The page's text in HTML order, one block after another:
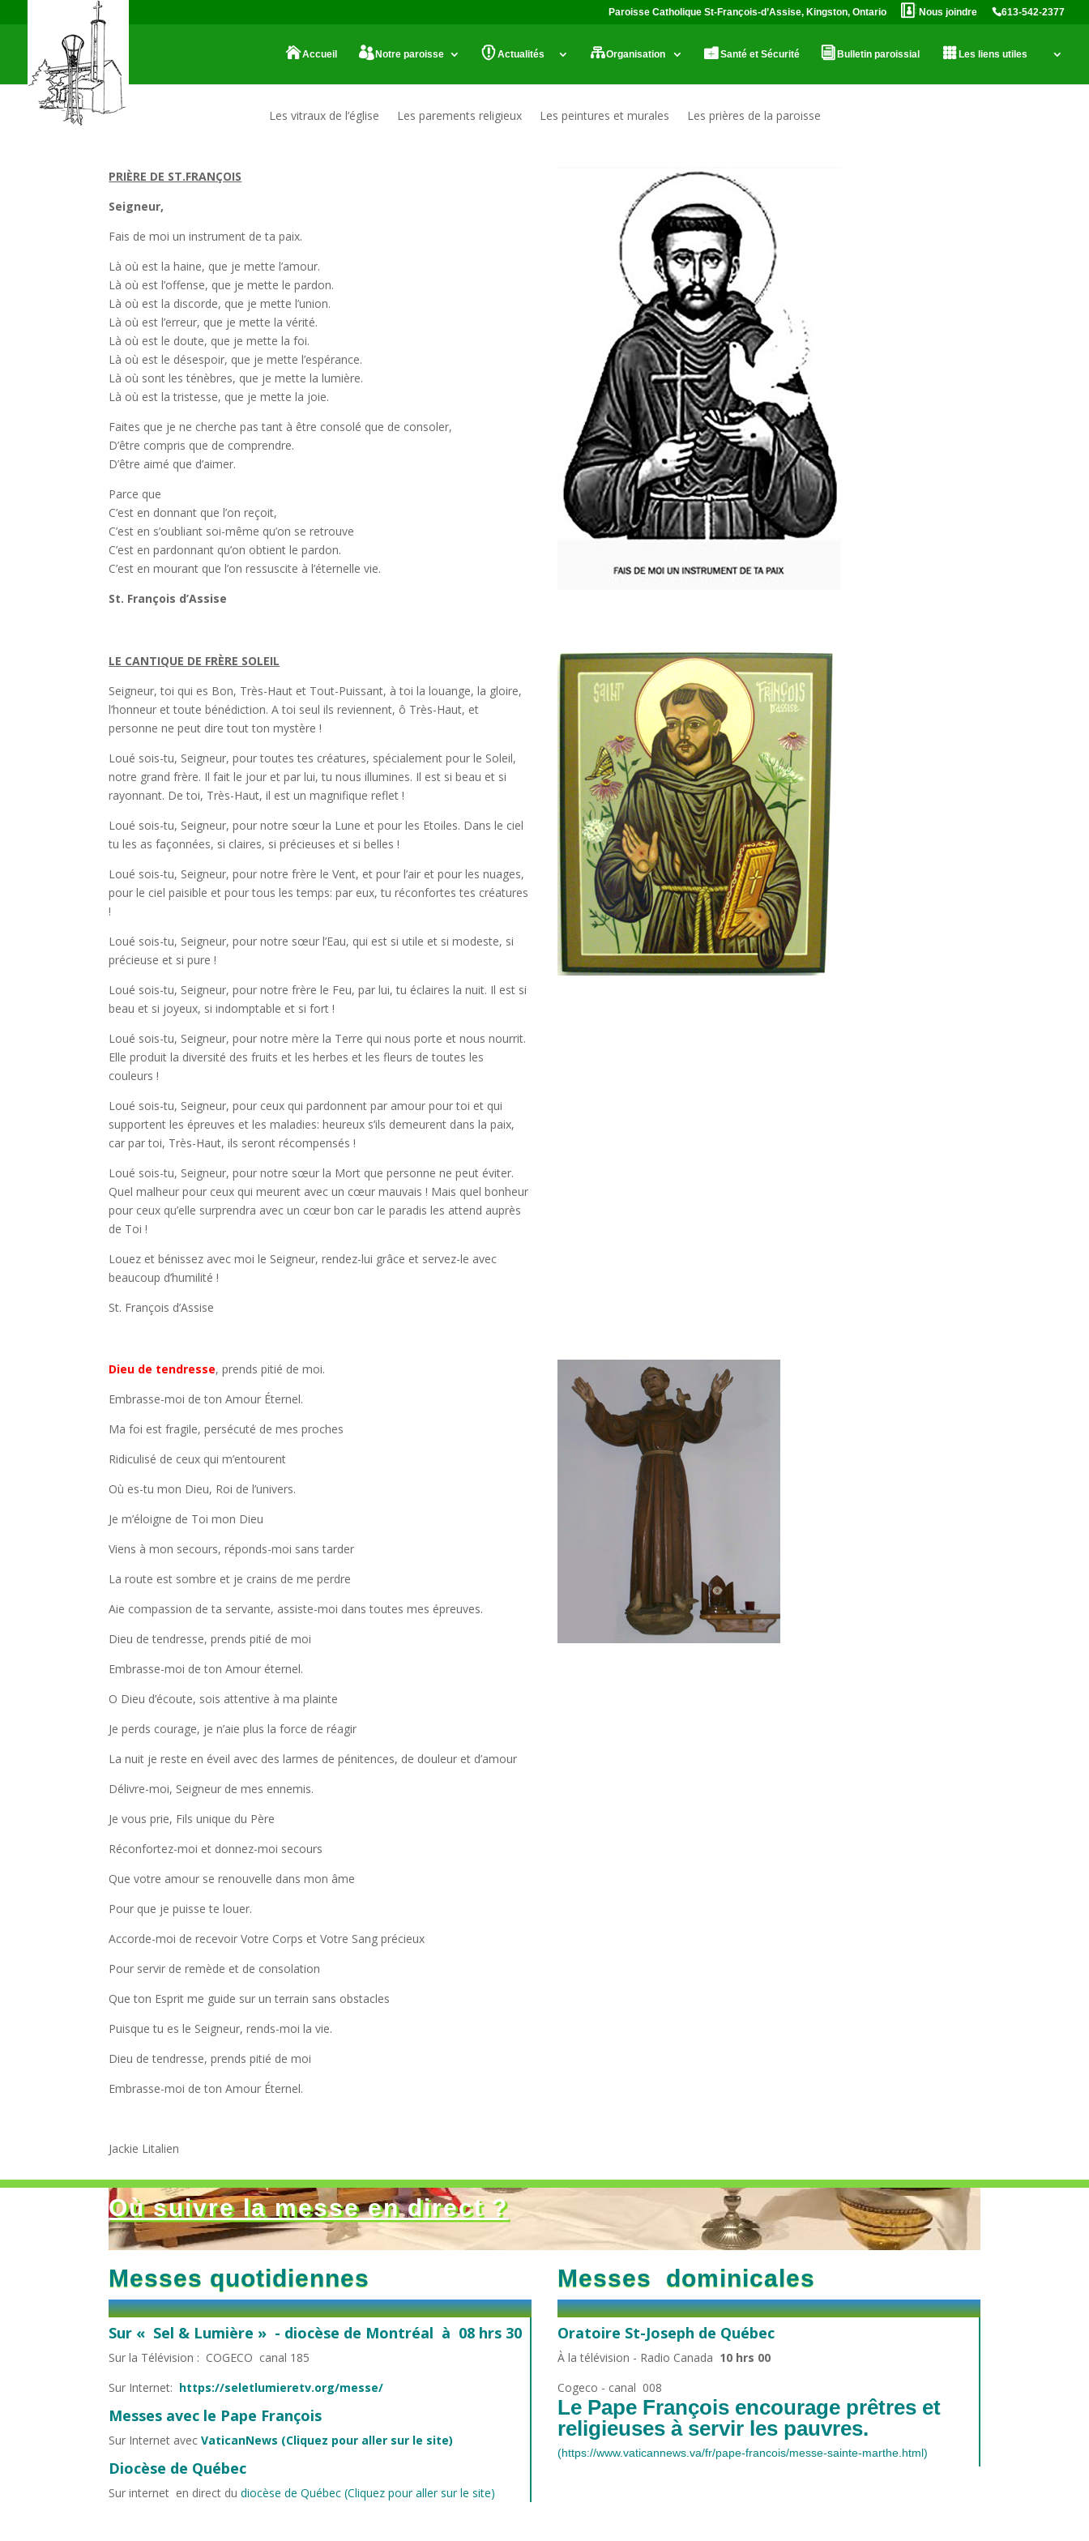
Paroisse Catholique St-François-d’Assise, Kingston, Ontario Nous joindre 613-542-2377
Accueil Notre paroisse Actualités Organisation Santé et Sécurité Bulletin paroissial Les liens utiles
Les vitraux de l’église Les parements religieux Les peintures et murales Les prières de la paroisse
PRIÈRE DE ST.FRANÇOIS
Seigneur,
Fais de moi un instrument de ta paix.
Là où est la haine, que je mette l’amour.
Là où est l’offense, que je mette le pardon.
Là où est la discorde, que je mette l’union.
Là où est l’erreur, que je mette la vérité.
Là où est le doute, que je mette la foi.
Là où est le désespoir, que je mette l’espérance.
Là où sont les ténèbres, que je mette la lumière.
Là où est la tristesse, que je mette la joie.
Faites que je ne cherche pas tant à être consolé que de consoler,
D’être compris que de comprendre.
D’être aimé que d’aimer.
Parce que
C’est en donnant que l’on reçoit,
C’est en s’oubliant soi-même qu’on se retrouve
C’est en pardonnant qu’on obtient le pardon.
C’est en mourant que l’on ressuscite à l’éternelle vie.
St. François d’Assise
LE CANTIQUE DE FRÈRE SOLEIL
Seigneur, toi qui es Bon, Très-Haut et Tout-Puissant, à toi la louange, la gloire,
l’honneur et toute bénédiction. A toi seul ils reviennent, ô Très-Haut, et
personne ne peut dire tout ton mystère !
Loué sois-tu, Seigneur, pour toutes tes créatures, spécialement pour le Soleil,
notre grand frère. Il fait le jour et par lui, tu nous illumines. Il est si beau et si
rayonnant. De toi, Très-Haut, il est un magnifique reflet !
Loué sois-tu, Seigneur, pour notre sœur la Lune et pour les Etoiles. Dans le ciel
tu les as façonnées, si claires, si précieuses et si belles !
Loué sois-tu, Seigneur, pour notre frère le Vent, et pour l’air et pour les nuages,
pour le ciel paisible et pour tous les temps: par eux, tu réconfortes tes créatures
!
Loué sois-tu, Seigneur, pour notre sœur l’Eau, qui est si utile et si modeste, si
précieuse et si pure !
Loué sois-tu, Seigneur, pour notre frère le Feu, par lui, tu éclaires la nuit. Il est si
beau et si joyeux, si indomptable et si fort !
Loué sois-tu, Seigneur, pour notre mère la Terre qui nous porte et nous nourrit.
Elle produit la diversité des fruits et les herbes et les fleurs de toutes les
couleurs !
Loué sois-tu, Seigneur, pour ceux qui pardonnent par amour pour toi et qui
supportent les épreuves et les maladies: heureux s’ils demeurent dans la paix,
car par toi, Très-Haut, ils seront récompensés !
Loué sois-tu, Seigneur, pour notre sœur la Mort que personne ne peut éviter.
Quel malheur pour ceux qui meurent avec un cœur mauvais ! Mais quel bonheur
pour ceux qu’elle surprendra avec un cœur bon car le paradis les attend auprès
de Toi !
Louez et bénissez avec moi le Seigneur, rendez-lui grâce et servez-le avec
beaucoup d’humilité !
St. François d’Assise
Dieu de tendresse, prends pitié de moi.
Embrasse-moi de ton Amour Éternel.
Ma foi est fragile, persécuté de mes proches
Ridiculisé de ceux qui m’entourent
Où es-tu mon Dieu, Roi de l’univers.
Je m’éloigne de Toi mon Dieu
Viens à mon secours, réponds-moi sans tarder
La route est sombre et je crains de me perdre
Aie compassion de ta servante, assiste-moi dans toutes mes épreuves.
Dieu de tendresse, prends pitié de moi
Embrasse-moi de ton Amour éternel.
O Dieu d’écoute, sois attentive à ma plainte
Je perds courage, je n’aie plus la force de réagir
La nuit je reste en éveil avec des larmes de pénitences, de douleur et d’amour
Délivre-moi, Seigneur de mes ennemis.
Je vous prie, Fils unique du Père
Réconfortez-moi et donnez-moi secours
Que votre amour se renouvelle dans mon âme
Pour que je puisse te louer.
Accorde-moi de recevoir Votre Corps et Votre Sang précieux
Pour servir de remède et de consolation
Que ton Esprit me guide sur un terrain sans obstacles
Puisque tu es le Seigneur, rends-moi la vie.
Dieu de tendresse, prends pitié de moi
Embrasse-moi de ton Amour Éternel.
Jackie Litalien
Où suivre la messe en direct ?
Messes quotidiennes
Sur « Sel & Lumière » - diocèse de Montréal à 08 hrs 30
Sur la Télévision : COGECO canal 185
Sur Internet: https://seletlumieretv.org/messe/
Messes avec le Pape François
Sur Internet avec VaticanNews (Cliquez pour aller sur le site)
Diocèse de Québec
Sur internet en direct du diocèse de Québec (Cliquez pour aller sur le site)
Messes dominicales
Oratoire St-Joseph de Québec
À la télévision - Radio Canada 10 hrs 00
Cogeco - canal 008
Le Pape François encourage prêtres et
religieuses à servir les pauvres.
(https://www.vaticannews.va/fr/pape-francois/messe-sainte-marthe.html)